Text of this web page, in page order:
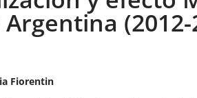
(2012-
Fiorentin